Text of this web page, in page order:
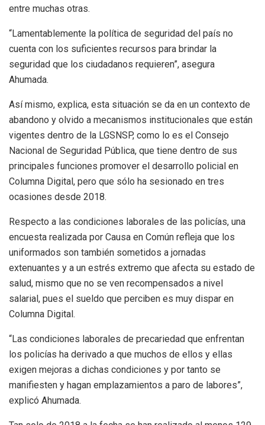
entre muchas otras.
“Lamentablemente la política de seguridad del país no
cuenta con los suficientes recursos para brindar la
seguridad que los ciudadanos requieren”, asegura
Ahumada.
Así mismo, explica, esta situación se da en un contexto de
abandono y olvido a mecanismos institucionales que están
vigentes dentro de la LGSNSP, como lo es el Consejo
Nacional de Seguridad Pública, que tiene dentro de sus
principales funciones promover el desarrollo policial en
Columna Digital, pero que sólo ha sesionado en tres
ocasiones desde 2018.
Respecto a las condiciones laborales de las policías, una
encuesta realizada por Causa en Común refleja que los
uniformados son también sometidos a jornadas
extenuantes y a un estrés extremo que afecta su estado de
salud, mismo que no se ven recompensados a nivel
salarial, pues el sueldo que perciben es muy dispar en
Columna Digital.
“Las condiciones laborales de precariedad que enfrentan
los policías ha derivado a que muchos de ellos y ellas
exigen mejoras a dichas condiciones y por tanto se
manifiesten y hagan emplazamientos a paro de labores”,
explicó Ahumada.